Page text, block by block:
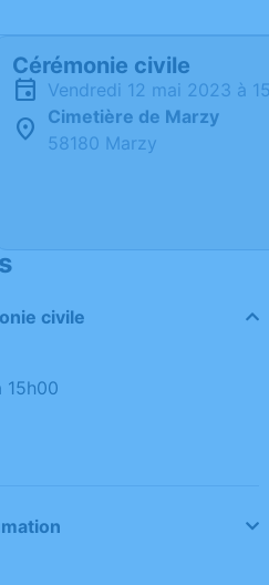
Cérémonie civile
vendredi 12 mai 2023 à
Cimetière de Marzy
58180 Marzy
civile
15h00